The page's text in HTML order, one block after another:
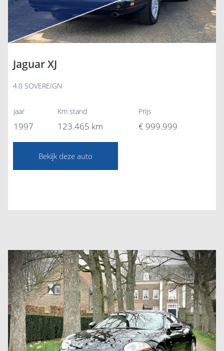
Jaguar XJ
4.0 SOVEREIGN
Jaar
1997
Km stand
123.465 km
Prijs
€ 999.999
Bekijk deze auto